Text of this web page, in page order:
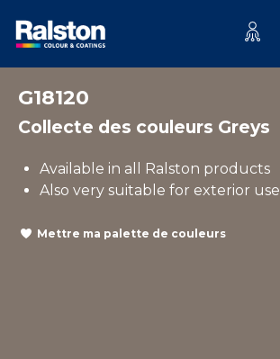
G18120
Collecte des couleurs Greys
Available in all Ralston products
Also very suitable for exterior use
Mettre ma palette de couleurs